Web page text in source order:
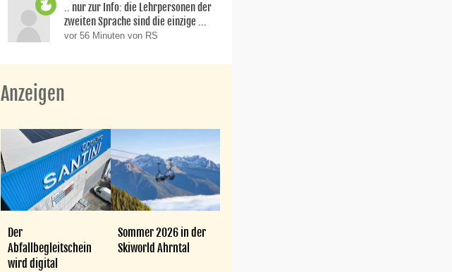
.. nur zur Info: die Lehrpersonen der
zweiten Sprache sind die einzige ...
vor 56 Minuten von RS
Anzeigen
Der
Abfallbegleitschein
wird digital
Sommer 2026 in der
Skiworld Ahrntal